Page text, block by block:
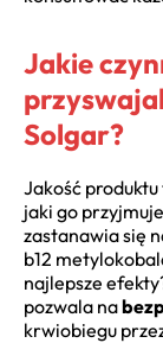
Jakie
Solgar?
Jakość produktu
jaki go
zastanawia się
b12
najlepsze
pozwala na
krwiobiegu